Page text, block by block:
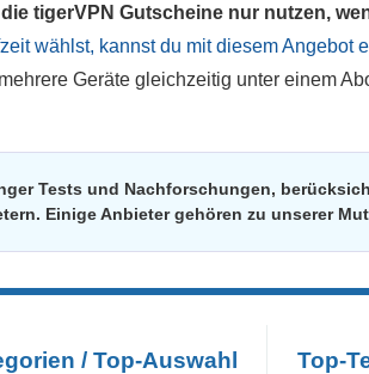
tigerVPN Gutscheine nur nutzen,
wählst, kannst du mit diesem Angebot
Geräte gleichzeitig unter einem
Tests und Nachforschungen,
Einige Anbieter gehören zu unserer
/ Top-Auswahl Top-